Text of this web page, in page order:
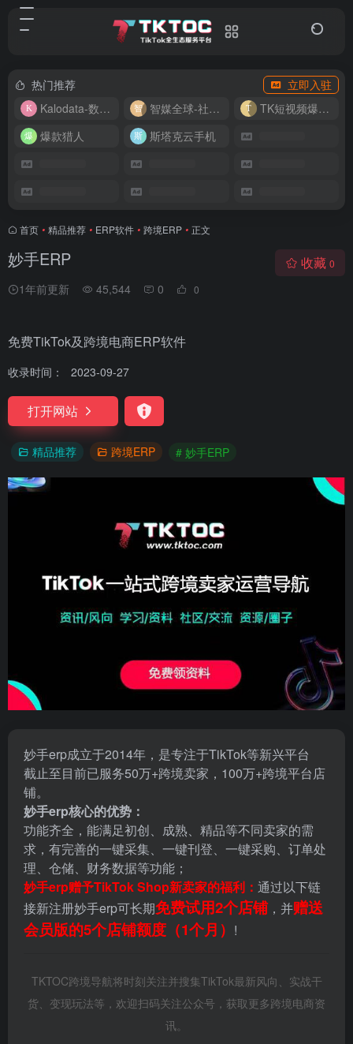
热门推荐
立即入驻
Kalodata-数据分析平台
智媒全球-社媒管理平台
TK短视频爆款复刻
爆款猎人
斯塔克云手机
首页 • 精品推荐 • ERP软件 • 跨境ERP • 正文
妙手ERP
1年前更新 45,544 0 0
收藏 0
免费TikTok及跨境电商ERP软件
收录时间： 2023-09-27
打开网站
精品推荐 跨境ERP # 妙手ERP
妙手erp成立于2014年，是专注于TikTok等新兴平台
截止至目前已服务50万+跨境卖家，100万+跨境平台店
铺。
妙手erp核心的优势：
功能齐全，能满足初创、成熟、精品等不同卖家的需
求，有完善的一键采集、一键刊登、一键采购、订单处
理、仓储、财务数据等功能；
妙手erp赠予TikTok Shop新卖家的福利： 通过以下链
接新注册妙手erp可长期免费试用2个店铺，并赠送
会员版的5个店铺额度（1个月） !
TKTOC跨境导航将时刻关注并搜集TikTok最新风向、实战干
货、变现玩法等，欢迎扫码关注公众号，获取更多跨境电商资
讯。